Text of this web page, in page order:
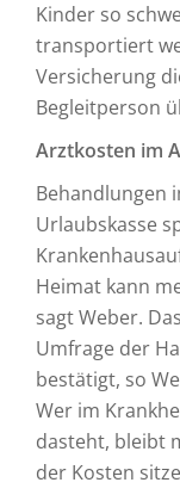
Kinder so
transportiert
Versicherung
Begleitperson
Arztkosten im
Behandlungen
Urlaubskasse
Heimat kann
sagt Weber.
Umfrage der
bestätigt, so
Wer im
dasteht, bleibt
der Kosten